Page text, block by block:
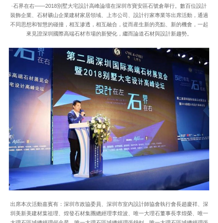
·石界在右——2018別墅大宅設計高峰論壇在深圳市寶安區石號倉舉行。數百位設計
裝飾企業、石材礦山企業建材家居領域、上市公司、設計行家專業等出席活動，通過
不同思想和智慧的碰撞，相互滲透，相互融合，從而産生新的亮點、新的機會，一起
來見證深圳國際高端石材市場的新變化，繼而論道石材與設計新趨勢。
出席本次活動嘉賓有：深圳市政協委員、深圳市室內設計師協會執行會長趙慶祥、深
圳美新美建材葉祖理、煌發石材集團總經理李煌波、唯一大理石董事長李煌榮、唯一